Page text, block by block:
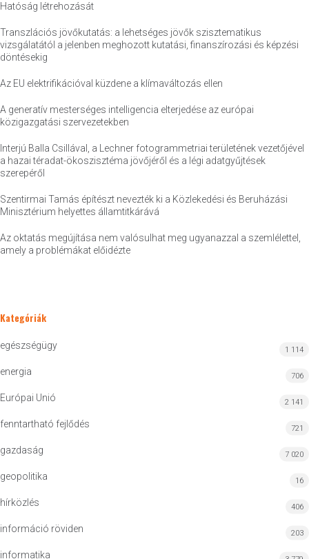
Hatóság létrehozását
Transzlációs jövőkutatás: a lehetséges jövők szisztematikus
vizsgálatától a jelenben meghozott kutatási, finanszírozási és képzési
döntésekig
Az EU elektrifikációval küzdene a klímaváltozás ellen
A generatív mesterséges intelligencia elterjedése az európai
közigazgatási szervezetekben
Interjú Balla Csillával, a Lechner fotogrammetriai területének vezetőjével
a hazai téradat-ökoszisztéma jövőjéről és a légi adatgyűjtések
szerepéről
Szentirmai Tamás építészt nevezték ki a Közlekedési és Beruházási
Minisztérium helyettes államtitkárává
Az oktatás megújítása nem valósulhat meg ugyanazzal a szemlélettel,
amely a problémákat előidézte
Kategóriák
egészségügy 1 114
energia 706
Európai Unió 2 141
fenntartható fejlődés 721
gazdaság 7 020
geopolitika 16
hírközlés 406
információ röviden 203
informatika